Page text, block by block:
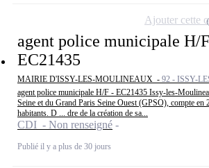
agent police municipale H/
EC21435
MAIRIE D'ISSY-LES-MOULINEAUX - 92 - ISSY-
agent police municipale H/F - EC21435 Issy-les-
Seine et du Grand Paris Seine Ouest (GPSO), compte en
habitants. D ... dre de la création de sa...
CDI - Non renseigné
Publié il y a plus de 30 jours
Ajouter cette